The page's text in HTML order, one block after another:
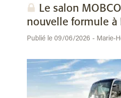
Le salon
nouvelle formule à
Publié le 09/06/2026 - Marie-